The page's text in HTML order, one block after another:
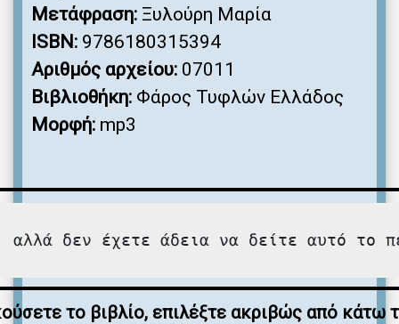
Μετάφραση: Ξυλούρη Μαρία
ISBN: 9786180315394
Αριθμός αρχείου: 07011
Βιβλιοθήκη: Φάρος Τυφλών Ελλάδος
Μορφή: mp3
αλλά δεν έχετε άδεια να δείτε αυτό το
το βιβλίο, επιλέξτε ακριβώς από κάτω